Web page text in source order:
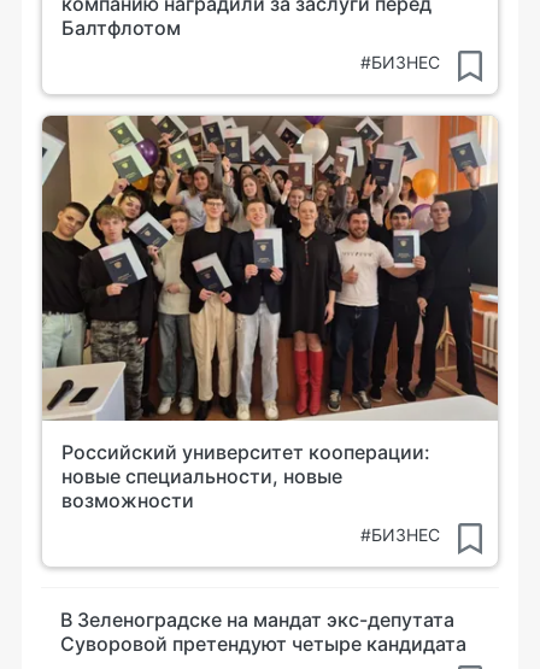
Балтфлотом
#БИЗНЕС
Российский университет кооперации:
новые специальности, новые
возможности
#БИЗНЕС
В Зеленоградске на мандат экс-депутата
Суворовой претендуют четыре кандидата